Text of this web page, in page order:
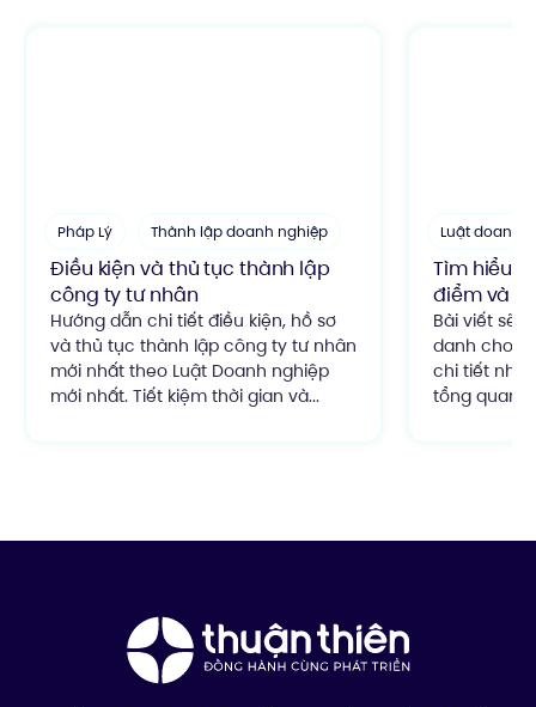
Pháp Lý Thành lập doanh nghiệp
Điều kiện và thủ tục thành lập
công ty tư nhân
Hướng dẫn chi tiết điều kiện, hồ sơ
và thủ tục thành lập công ty tư nhân
mới nhất theo Luật Doanh nghiệp
mới nhất. Tiết kiệm thời gian và...
Luật doanh
Tìm hiểu
điểm và
Bài viết sẽ
danh cho
chi tiết
tổng quan